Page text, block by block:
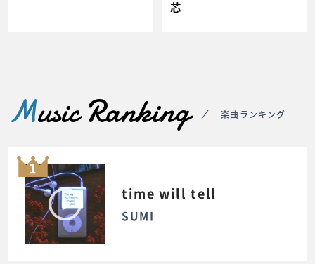
芯
Music Ranking 楽曲ランキング
1
time will tell
SUMI